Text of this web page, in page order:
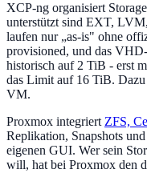
XCP-ng organisiert
unterstützt sind EXT,
laufen nur „as-is" ohne
provisioned, und das
historisch auf 2 TiB - erst
das Limit auf 16 TiB.
VM.
Proxmox integriert ZFS,
Replikation, Snapshots
eigenen GUI. Wer sein
will, hat bei Proxmox den